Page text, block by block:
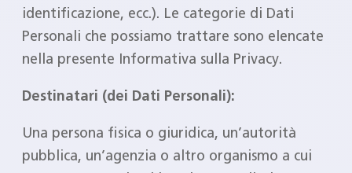
identificazione, ecc.). Le categorie di Dati
Personali che possiamo trattare sono elencate
nella presente Informativa sulla Privacy.
Destinatari (dei Dati Personali):
Una persona fisica o giuridica, un’autorità
pubblica, un’agenzia o altro organismo a cui